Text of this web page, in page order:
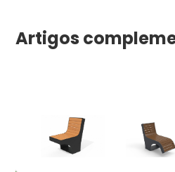
Artigos